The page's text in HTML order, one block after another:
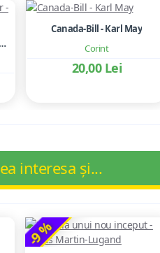
- Octavian Mandrut Corint
Canada-Bill - Karl May
20,00 Lei
interesa și...
-9 %